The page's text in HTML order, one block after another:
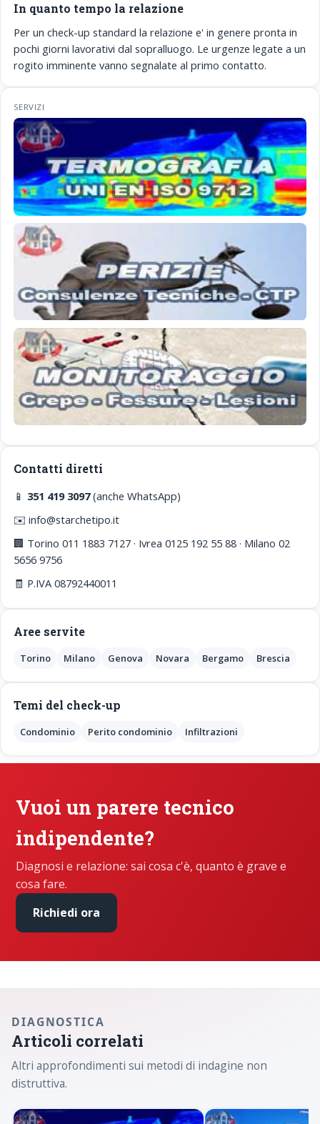
In quanto tempo la relazione
Per un check-up standard la relazione e' in genere pronta in
pochi giorni lavorativi dal sopralluogo. Le urgenze legate a un
rogito imminente vanno segnalate al primo contatto.
SERVIZI
Contatti diretti
📱 351 419 3097(anche WhatsApp)
✉️ info@starchetipo.it
🏢 Torino 011 1883 7127 · Ivrea 0125 192 55 88 · Milano 02
5656 9756
🧾 P.IVA 08792440011
Aree servite
Torino Milano Genova Novara Bergamo Brescia
Temi del check-up
Condominio Perito condominio Infiltrazioni
Vuoi un parere tecnico
indipendente?
Diagnosi e relazione: sai cosa c'è, quanto è grave e
cosa fare.
Richiedi ora
DIAGNOSTICA
Articoli correlati
Altri approfondimenti sui metodi di indagine non
distruttiva.